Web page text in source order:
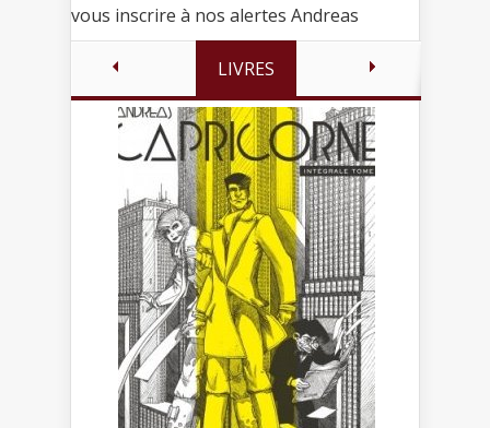
vous inscrire à nos alertes Andreas
LIVRES